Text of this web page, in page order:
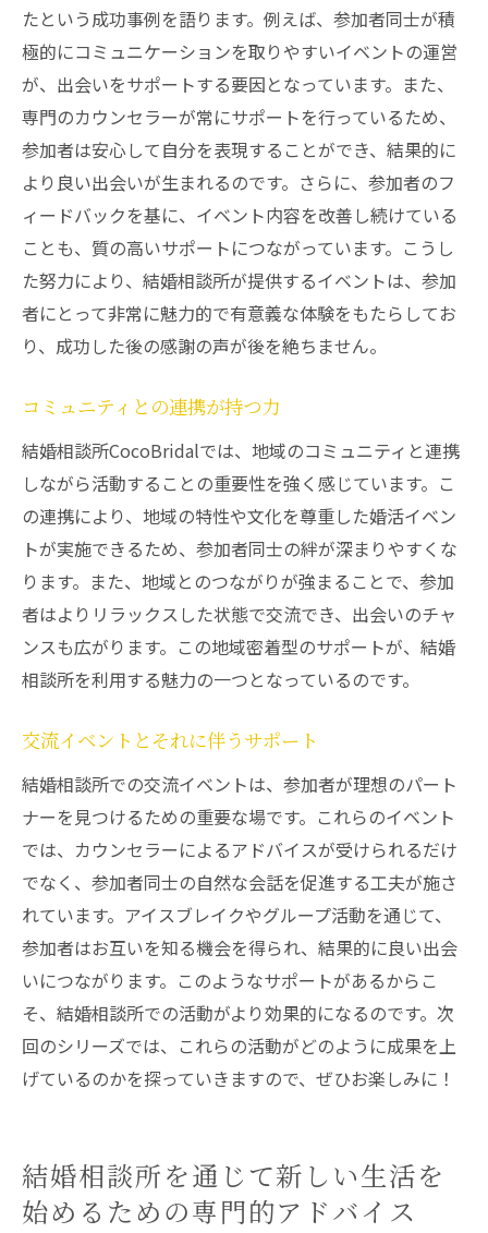
たという成功事例を語ります。例えば、参加者同士が積
極的にコミュニケーションを取りやすいイベントの運営
が、出会いをサポートする要因となっています。また、
専門のカウンセラーが常にサポートを行っているため、
参加者は安心して自分を表現することができ、結果的に
より良い出会いが生まれるのです。さらに、参加者のフ
ィードバックを基に、イベント内容を改善し続けている
ことも、質の高いサポートにつながっています。こうし
た努力により、結婚相談所が提供するイベントは、参加
者にとって非常に魅力的で有意義な体験をもたらしてお
り、成功した後の感謝の声が後を絶ちません。
コミュニティとの連携が持つ力
結婚相談所CocoBridalでは、地域のコミュニティと連携
しながら活動することの重要性を強く感じています。こ
の連携により、地域の特性や文化を尊重した婚活イベン
トが実施できるため、参加者同士の絆が深まりやすくな
ります。また、地域とのつながりが強まることで、参加
者はよりリラックスした状態で交流でき、出会いのチャ
ンスも広がります。この地域密着型のサポートが、結婚
相談所を利用する魅力の一つとなっているのです。
交流イベントとそれに伴うサポート
結婚相談所での交流イベントは、参加者が理想のパート
ナーを見つけるための重要な場です。これらのイベント
では、カウンセラーによるアドバイスが受けられるだけ
でなく、参加者同士の自然な会話を促進する工夫が施さ
れています。アイスブレイクやグループ活動を通じて、
参加者はお互いを知る機会を得られ、結果的に良い出会
いにつながります。このようなサポートがあるからこ
そ、結婚相談所での活動がより効果的になるのです。次
回のシリーズでは、これらの活動がどのように成果を上
げているのかを探っていきますので、ぜひお楽しみに！
結婚相談所を通じて新しい生活を
始めるための専門的アドバイス